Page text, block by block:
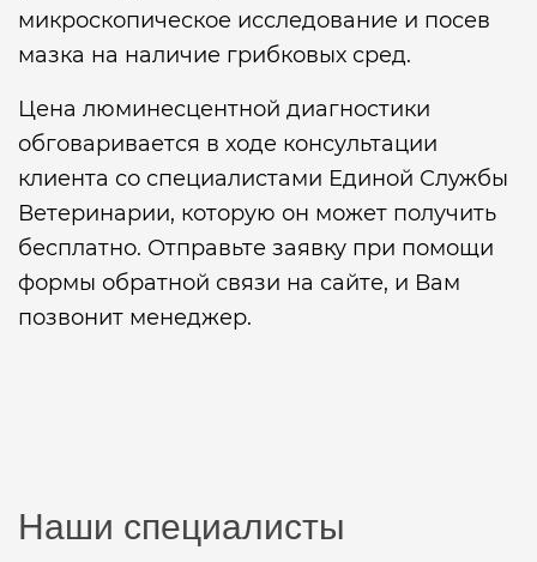
микроскопическое исследование и посев
мазка на наличие грибковых сред.
Цена люминесцентной диагностики
обговаривается в ходе консультации
клиента со специалистами Единой Службы
Ветеринарии, которую он может получить
бесплатно. Отправьте заявку при помощи
формы обратной связи на сайте, и Вам
позвонит менеджер.
Наши специалисты